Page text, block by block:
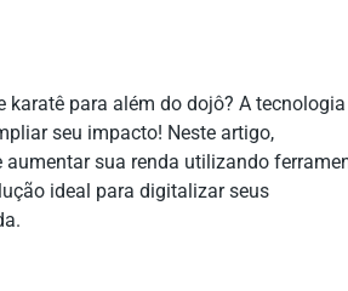
para além do dojô? A
seu impacto! Neste artigo,
sua renda utilizando
ideal para digitalizar seus